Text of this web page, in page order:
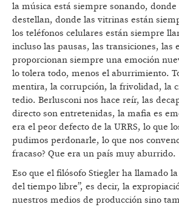
la música está siempre sonando,
destellan, donde las vitrinas están
los teléfonos celulares están siempre
incluso las pausas, las transiciones, las
proporcionan siempre una emoción
lo tolera todo, menos el aburrimiento.
mentira, la corrupción, la frivolidad, la
tedio. Berlusconi nos hace reír, las
directo son entretenidas, la mafia es
era el peor defecto de la URRS, lo que
pudimos perdonarle, lo que nos
fracaso? Que era un país muy aburrido.
Eso que el filósofo Stiegler ha llamado
del tiempo libre”, es decir, la
nuestros medios de producción sino